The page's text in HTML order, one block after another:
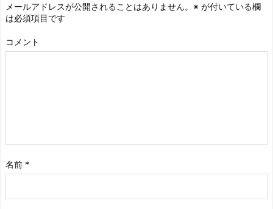
メールアドレスが公開されることはありません。 ※ が付いている欄
は必須項目です
コメント
名前 *